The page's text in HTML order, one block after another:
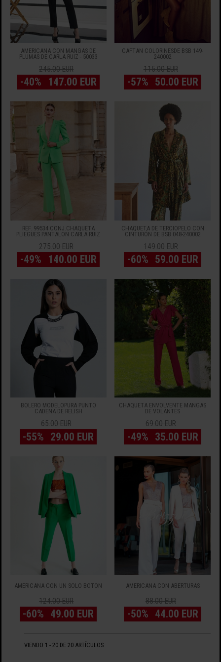
AMERICANA CON MANGAS DE
PLUMAS DE CARLA RUIZ - 50033
245.00 EUR
-40% 147.00 EUR
CAFTAN COLORINESDE BSB 149-
240002
115.00 EUR
-57% 50.00 EUR
REF. 99534 CONJ.CHAQUETA
PLIEGUES PANTALON CARLA RUIZ
275.00 EUR
-49% 140.00 EUR
CHAQUETA DE TERCIOPELO CON
CINTURÓN DE BSB 048-240002
149.00 EUR
-60% 59.00 EUR
BOLERO MODELOPURA PUNTO
CADENA DE RELISH
65.00 EUR
-55% 29.00 EUR
CHAQUETA ENVOLVENTE MANGAS
DE VOLANTES
69.00 EUR
-49% 35.00 EUR
AMERICANA CON UN SÓLO BOTÓN
124.00 EUR
-60% 49.00 EUR
AMERICANA CON ABERTURAS
88.00 EUR
-50% 44.00 EUR
VIENDO 1 - 20 DE 20 ARTÍCULOS